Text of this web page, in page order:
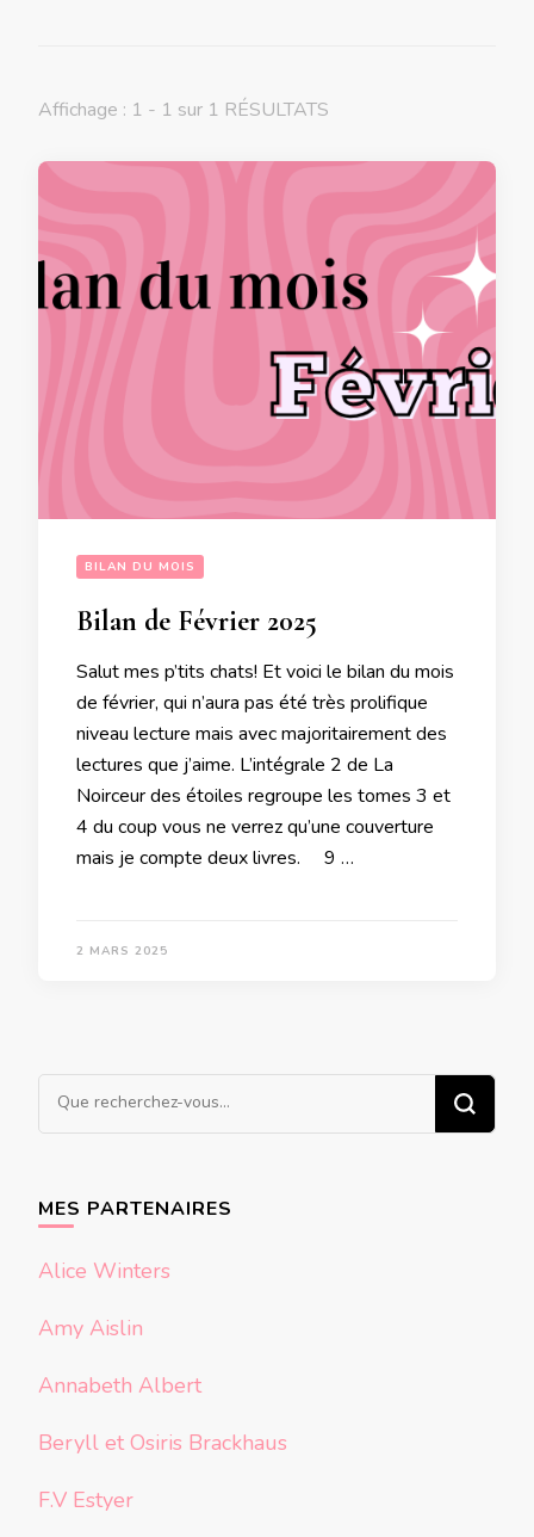
Affichage : 1 - 1 sur 1 RÉSULTATS
BILAN DU MOIS
Bilan de Février 2025
Salut mes p’tits chats! Et voici le bilan du mois
de février, qui n’aura pas été très prolifique
niveau lecture mais avec majoritairement des
lectures que j’aime. L’intégrale 2 de La
Noirceur des étoiles regroupe les tomes 3 et
4 du coup vous ne verrez qu’une couverture
mais je compte deux livres. 9 …
2 MARS 2025
Vous
recherchiez
MES PARTENAIRES
Alice Winters
Amy Aislin
Annabeth Albert
Beryll et Osiris Brackhaus
F.V Estyer